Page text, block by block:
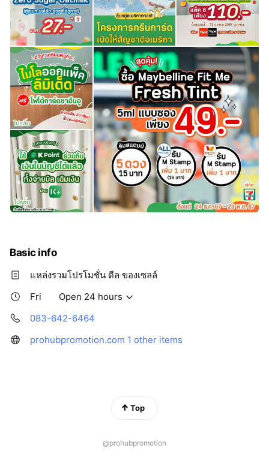
Basic info
แหล่งรวมโปรโมชั่น ดีล ของเซลล์
Fri
Open 24 hours
083-642-6464
prohubpromotion.com 1 other items
Top
@prohubpromotion